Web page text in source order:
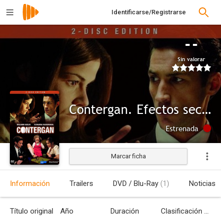
Identificarse/Registrarse
--
Sin valorar
Contergan. Efectos secundarios
Estrenada
Marcar ficha
Información Trailers DVD / Blu-Ray (1) Noticias
Título original Año Duración Clasificación por edades